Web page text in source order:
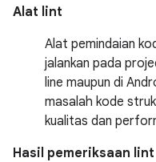
Alat lint
Alat pemindaian
jalankan pada
line maupun di
masalah kode
kualitas dan
Hasil pemeriksaan lint